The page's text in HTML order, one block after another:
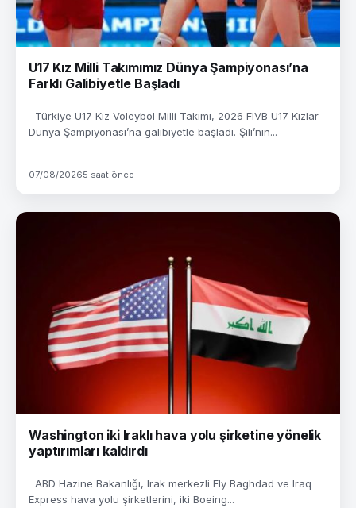
U17 Kız Milli Takımımız Dünya Şampiyonası’na
Farklı Galibiyetle Başladı
Türkiye U17 Kız Voleybol Milli Takımı, 2026 FIVB U17 Kızlar
Dünya Şampiyonası’na galibiyetle başladı. Şili’nin...
07/08/20265 saat önce
Washington iki Iraklı hava yolu şirketine yönelik
yaptırımları kaldırdı
ABD Hazine Bakanlığı, Irak merkezli Fly Baghdad ve Iraq
Express hava yolu şirketlerini, iki Boeing...